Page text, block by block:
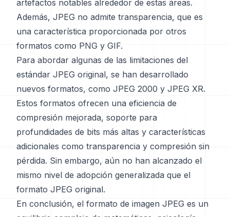
artefactos notables alrededor de estas áreas.
Además, JPEG no admite transparencia, que es
una característica proporcionada por otros
formatos como PNG y GIF.
Para abordar algunas de las limitaciones del
estándar JPEG original, se han desarrollado
nuevos formatos, como JPEG 2000 y JPEG XR.
Estos formatos ofrecen una eficiencia de
compresión mejorada, soporte para
profundidades de bits más altas y características
adicionales como transparencia y compresión sin
pérdida. Sin embargo, aún no han alcanzado el
mismo nivel de adopción generalizada que el
formato JPEG original.
En conclusión, el formato de imagen JPEG es un